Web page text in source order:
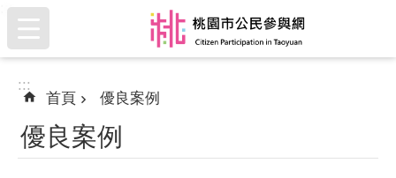
跳到主要內容區塊
:::
:::
首頁 優良案例
優良案例